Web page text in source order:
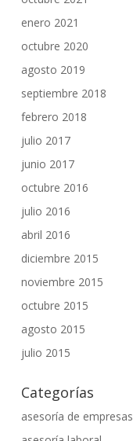
enero 2021
octubre 2020
agosto 2019
septiembre 2018
febrero 2018
julio 2017
junio 2017
octubre 2016
julio 2016
abril 2016
diciembre 2015
noviembre 2015
octubre 2015
agosto 2015
julio 2015
Categorías
asesoría de empresas